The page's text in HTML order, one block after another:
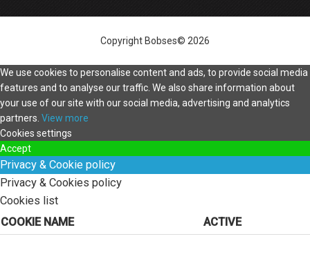
Copyright Bobses© 2026
We use cookies to personalise content and ads, to provide social media
features and to analyse our traffic. We also share information about
your use of our site with our social media, advertising and analytics
partners. View more
Cookies settings
Accept
Privacy & Cookie policy
Privacy & Cookies policy
Cookies list
COOKIE NAME
ACTIVE